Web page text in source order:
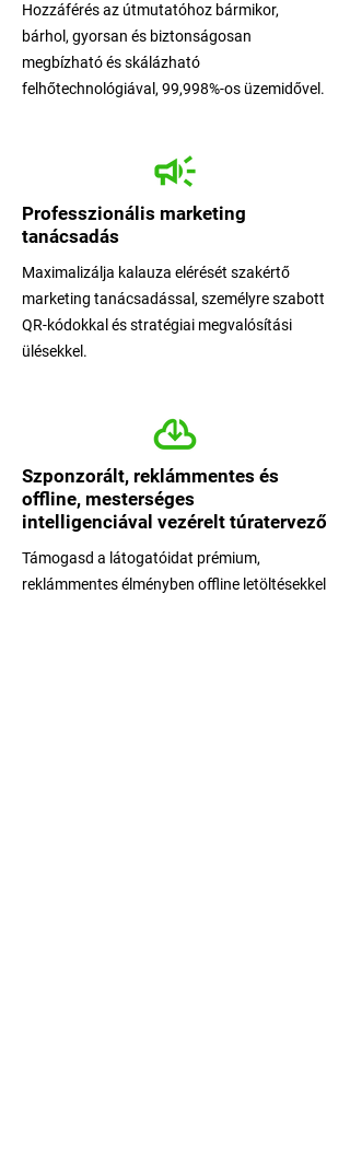
Hozzáférés az útmutatóhoz bármikor,
bárhol, gyorsan és biztonságosan
megbízható és skálázható
felhőtechnológiával, 99,998%-os üzemidővel.
Professzionális marketing
tanácsadás
Maximalizálja kalauza elérését szakértő
marketing tanácsadással, személyre szabott
QR-kódokkal és stratégiai megvalósítási
ülésekkel.
Szponzorált, reklámmentes és
offline, mesterséges
intelligenciával vezérelt túratervező
Támogasd a látogatóidat prémium,
reklámmentes élményben offline letöltésekkel